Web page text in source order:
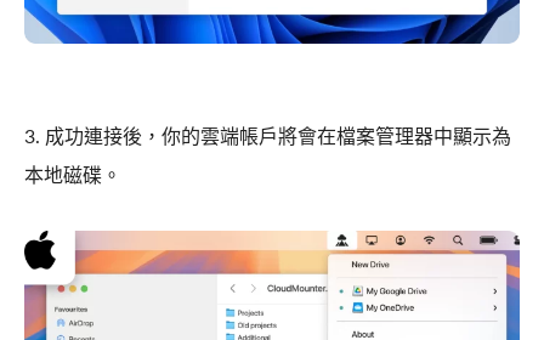
3. 成功連接後，你的雲端帳戶將會在檔案管理器中顯示為
本地磁碟。